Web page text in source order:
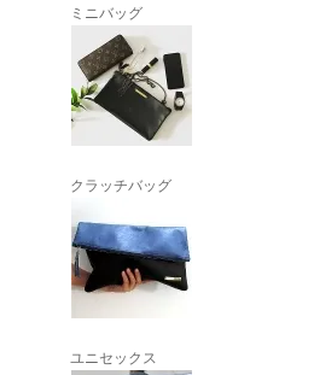
ミニバッグ
クラッチバッグ
ユニセックス